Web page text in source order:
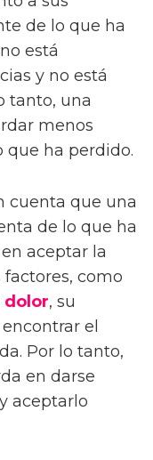
de lo que ha
está
y no está
tanto, una
menos
que ha perdido.
cuenta que una
de lo que ha
aceptar la
como
dolor, su
el
Por lo tanto,
en darse
aceptarlo